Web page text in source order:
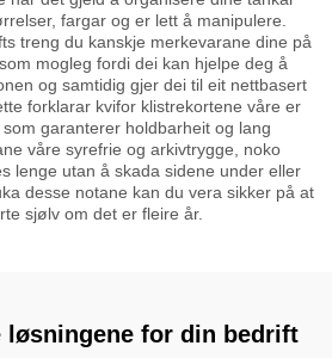
fargar og er lett å manipulere.
treng du kanskje merkevarane dine på
mogleg fordi dei kan hjelpe deg å
og samtidig gjer dei til eit nettbasert
forklarar kvifor klistrekortene våre er
garanterer holdbarheit og lang
våre syrefrie og arkivtrygge, noko
lenge utan å skada sidene under eller
desse notane kan du vera sikker på at
sjølv om det er fleire år.
løsningene for din bedrift